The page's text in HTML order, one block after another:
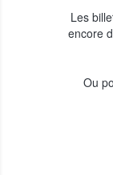
Les
encore
Ou